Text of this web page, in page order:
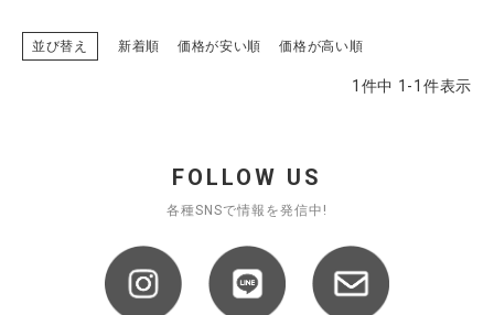
特集
並び替え 新着順 価格が安い順 価格が高い順
1 件中 1 -1 件表示
FOLLOW US
各種SNSで情報を発信中!